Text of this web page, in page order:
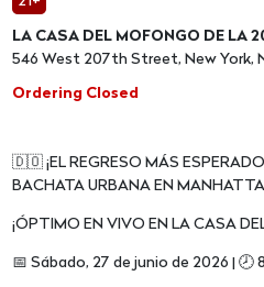
LA CASA DEL MOFONGO DE LA
546 West 207th Street, New York,
Ordering Closed
🇩🇴 ¡EL REGRESO MÁS
BACHATA URBANA EN
¡ÓPTIMO EN VIVO EN LA CASA
📅 Sábado, 27 de junio de 2026 | 🕗